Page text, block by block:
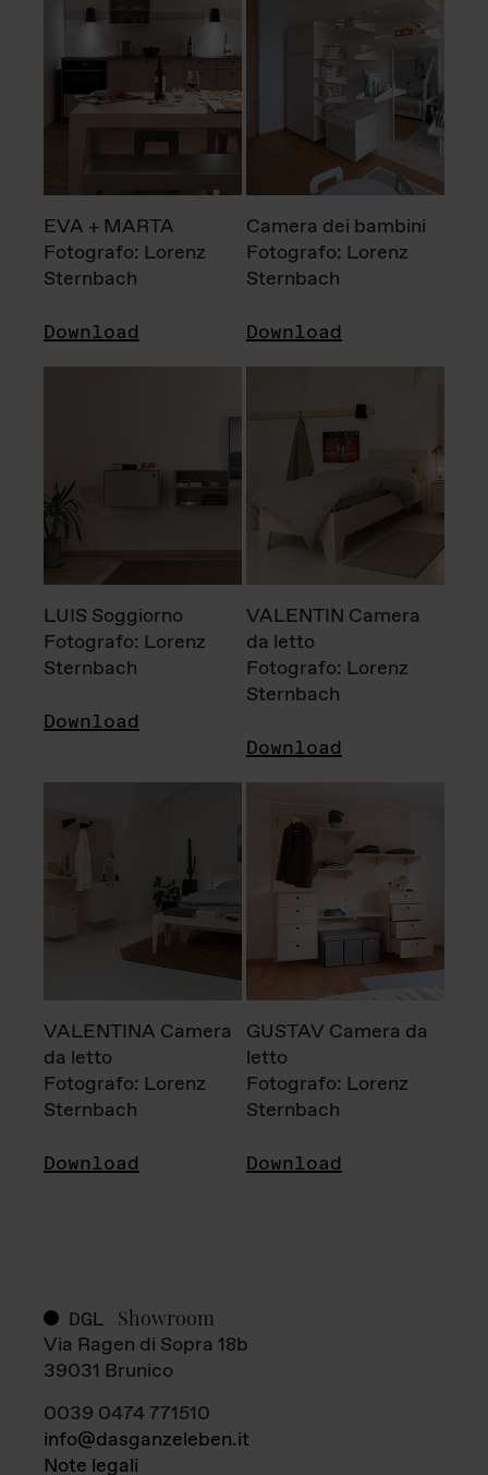
EVA + MARTA
Fotografo: Lorenz
Sternbach
Download
Camera dei bambini
Fotografo: Lorenz
Sternbach
Download
LUIS Soggiorno
Fotografo: Lorenz
Sternbach
Download
VALENTIN Camera
da letto
Fotografo: Lorenz
Sternbach
Download
VALENTINA Camera
da letto
Fotografo: Lorenz
Sternbach
Download
GUSTAV Camera da
letto
Fotografo: Lorenz
Sternbach
Download
DGL Showroom
Via Ragen di Sopra 18b
39031 Brunico
0039 0474 771510
info@dasganzeleben.it
Note legali